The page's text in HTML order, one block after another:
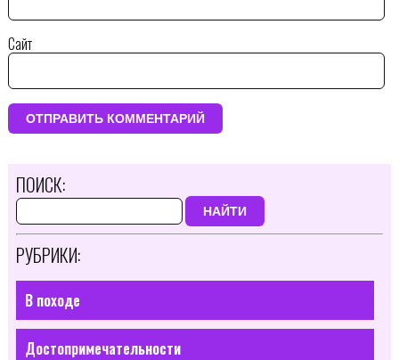
Сайт
ПОИСК:
НАЙТИ
РУБРИКИ:
В походе
Достопримечательности